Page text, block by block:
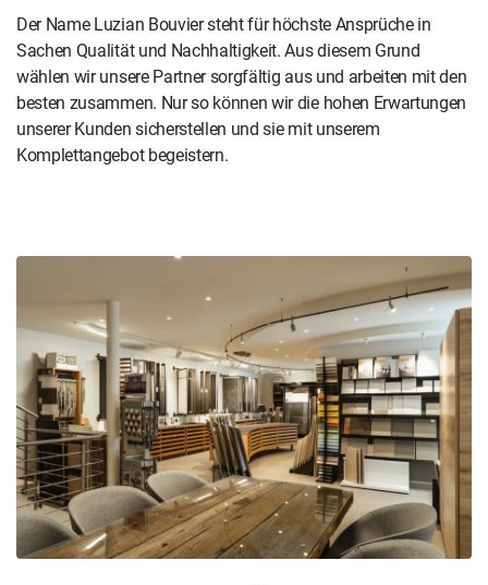
Der Name Luzian Bouvier steht für höchste Ansprüche in
Sachen Qualität und Nachhaltigkeit. Aus diesem Grund
wählen wir unsere Partner sorgfältig aus und arbeiten mit den
besten zusammen. Nur so können wir die hohen Erwartungen
unserer Kunden sicherstellen und sie mit unserem
Komplettangebot begeistern.